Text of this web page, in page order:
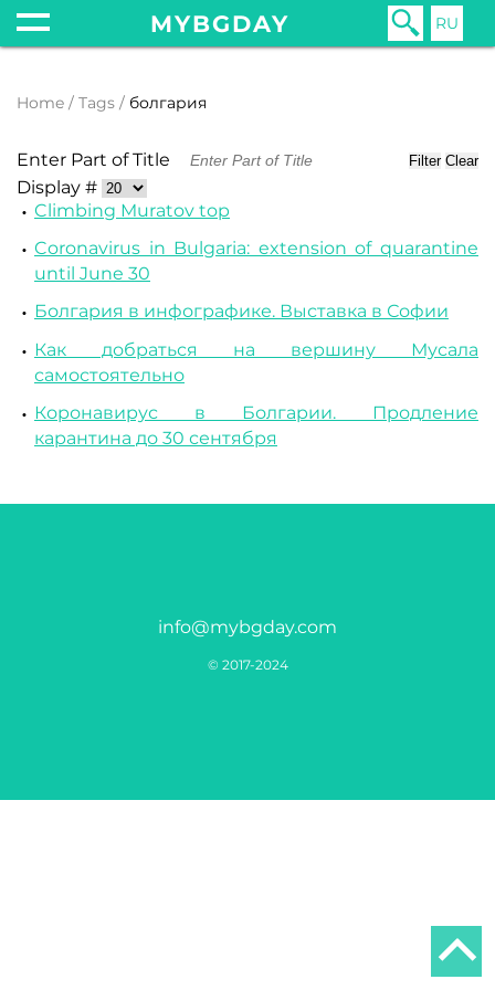
MYBGDAY RU
Home Tags болгария
Enter Part of Title Filter Clear
Display #
Climbing Muratov top
Coronavirus in Bulgaria: extension of quarantine
until June 30
Болгария в инфографике. Выставка в Софии
Как добраться на вершину Мусала
самостоятельно
Коронавирус в Болгарии. Продление
карантина до 30 сентября
info@mybgday.com
© 2017-2024